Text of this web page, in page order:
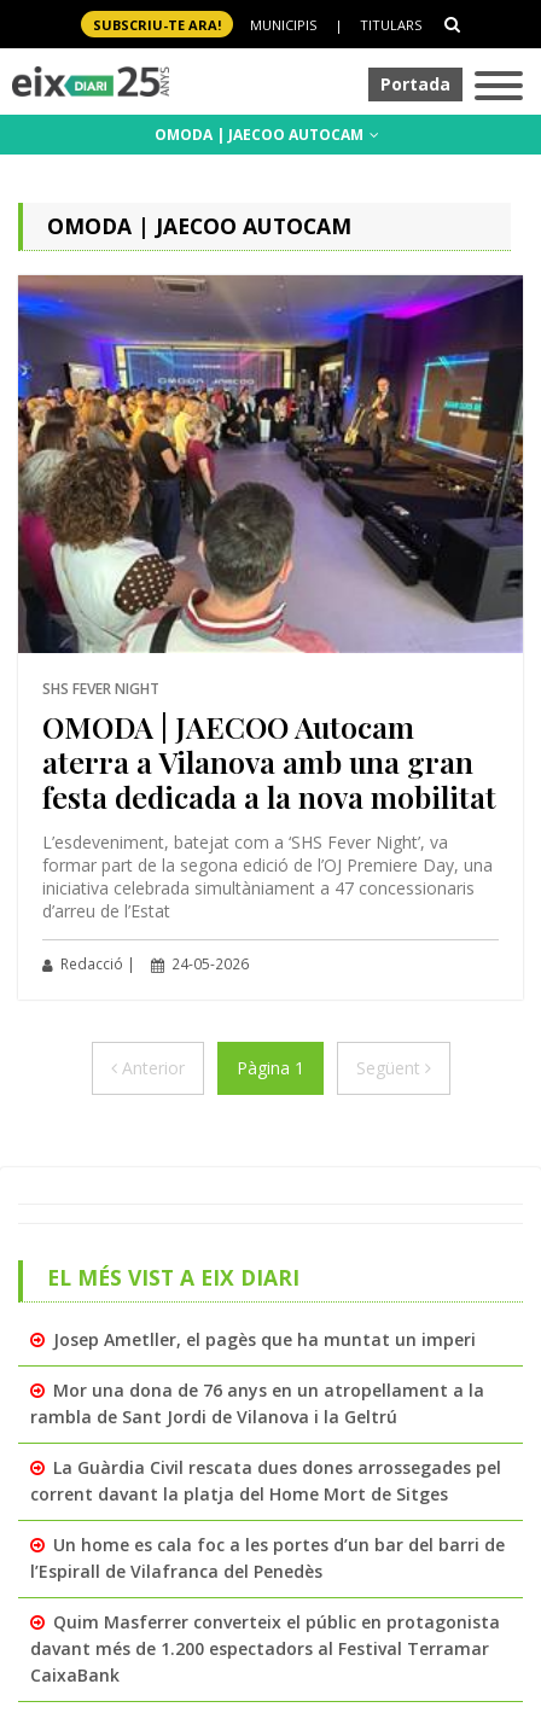
SUBSCRIU-TE ARA! MUNICIPIS | TITULARS
Portada
OMODA | JAECOO AUTOCAM
OMODA | JAECOO AUTOCAM
SHS FEVER NIGHT
OMODA | JAECOO Autocam
aterra a Vilanova amb una gran
festa dedicada a la nova mobilitat
L’esdeveniment, batejat com a ‘SHS Fever Night’, va
formar part de la segona edició de l’OJ Premiere Day, una
iniciativa celebrada simultàniament a 47 concessionaris
d’arreu de l’Estat
Redacció | 24-05-2026
AnteriorAnteriorPàgina 1 Següent Següent
EL MÉS VIST A EIX DIARI
Josep Ametller, el pagès que ha muntat un imperi
Mor una dona de 76 anys en un atropellament a la
rambla de Sant Jordi de Vilanova i la Geltrú
La Guàrdia Civil rescata dues dones arrossegades pel
corrent davant la platja del Home Mort de Sitges
Un home es cala foc a les portes d’un bar del barri de
l’Espirall de Vilafranca del Penedès
Quim Masferrer converteix el públic en protagonista
davant més de 1.200 espectadors al Festival Terramar
CaixaBank